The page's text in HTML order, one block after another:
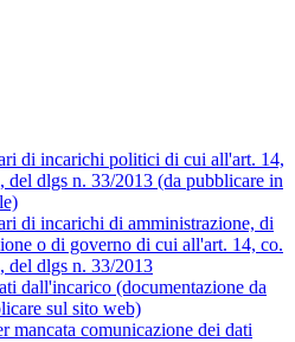
di incarichi politici di cui all'art. 14,
del dlgs n. 33/2013 (da pubblicare in
di incarichi di amministrazione, di
o di governo di cui all'art. 14, co.
del dlgs n. 33/2013
dall'incarico (documentazione da
sul sito web)
mancata comunicazione dei dati